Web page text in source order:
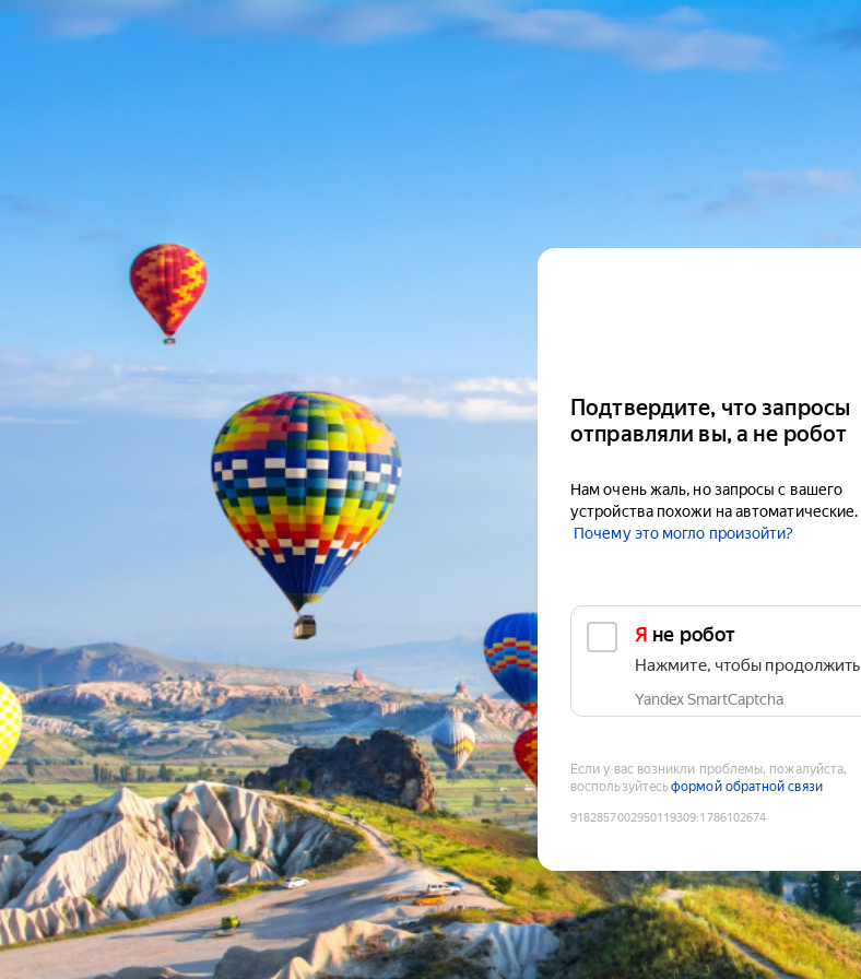
Подтвердите, что запросы
отправляли вы, а не робот
Нам очень жаль, но запросы с вашего
устройства похожи на автоматические.
Почему это могло произойти?
Я не робот
Нажмите, чтобы продолжить
Yandex SmartCaptcha
Если у вас возникли проблемы, пожалуйста,
воспользуйтесьформой обратной связи
9182857002950119309:1786102674